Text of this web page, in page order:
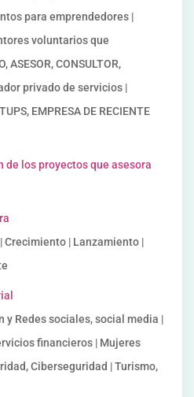
para emprendedores |
voluntarios que
ASESOR, CONSULTOR,
privado de servicios |
EMPRESA DE RECIENTE
de los proyectos que asesora
| Lanzamiento |
y Redes sociales, social media |
financieros | Mujeres
Ciberseguridad | Turismo,